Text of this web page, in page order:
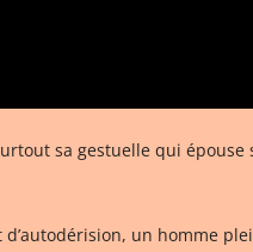
sa gestuelle qui
d’autodérision, un homme